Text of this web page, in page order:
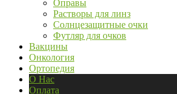
Оправы
Растворы для линз
Солнцезащитные очки
Футляр для очков
Вакцины
Онкология
Ортопедия
О Нас
Оплата